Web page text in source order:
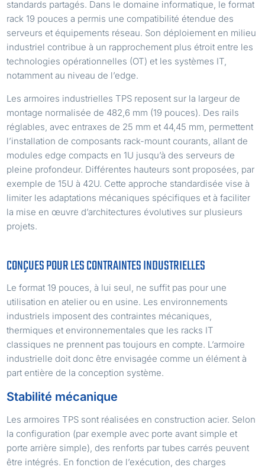
standards partagés. Dans le domaine informatique, le format
rack 19 pouces a permis une compatibilité étendue des
serveurs et équipements réseau. Son déploiement en milieu
industriel contribue à un rapprochement plus étroit entre les
technologies opérationnelles (OT) et les systèmes IT,
notamment au niveau de l’edge.
Les armoires industrielles TPS reposent sur la largeur de
montage normalisée de 482,6 mm (19 pouces). Des rails
réglables, avec entraxes de 25 mm et 44,45 mm, permettent
l’installation de composants rack-mount courants, allant de
modules edge compacts en 1U jusqu’à des serveurs de
pleine profondeur. Différentes hauteurs sont proposées, par
exemple de 15U à 42U. Cette approche standardisée vise à
limiter les adaptations mécaniques spécifiques et à faciliter
la mise en œuvre d’architectures évolutives sur plusieurs
projets.
CONÇUES POUR LES CONTRAINTES INDUSTRIELLES
Le format 19 pouces, à lui seul, ne suffit pas pour une
utilisation en atelier ou en usine. Les environnements
industriels imposent des contraintes mécaniques,
thermiques et environnementales que les racks IT
classiques ne prennent pas toujours en compte. L’armoire
industrielle doit donc être envisagée comme un élément à
part entière de la conception système.
Stabilité mécanique
Les armoires TPS sont réalisées en construction acier. Selon
la configuration (par exemple avec porte avant simple et
porte arrière simple), des renforts par tubes carrés peuvent
être intégrés. En fonction de l’exécution, des charges